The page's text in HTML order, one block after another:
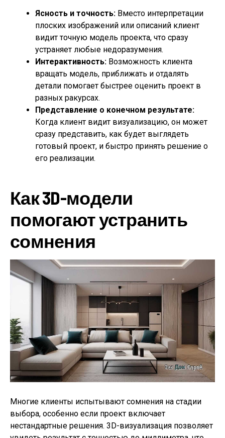
Ясность и точность: Вместо интерпретации
плоских изображений или описаний клиент
видит точную модель проекта, что сразу
устраняет любые недоразумения.
Интерактивность: Возможность клиента
вращать модель, приближать и отдалять
детали помогает быстрее оценить проект в
разных ракурсах.
Представление о конечном результате:
Когда клиент видит визуализацию, он может
сразу представить, как будет выглядеть
готовый проект, и быстро принять решение о
его реализации.
Как 3D-модели
помогают устранить
сомнения
Многие клиенты испытывают сомнения на стадии
выбора, особенно если проект включает
нестандартные решения. 3D-визуализация позволяет